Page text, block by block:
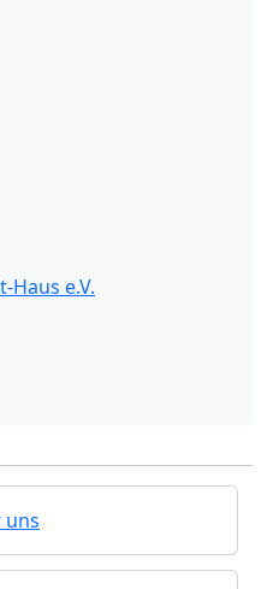
Haus e.V.
uns